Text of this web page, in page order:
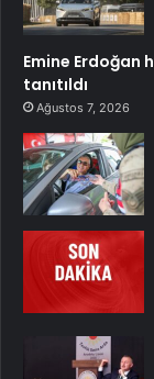
Emine Erdoğan
tanıtıldı
Ağustos 7, 2026